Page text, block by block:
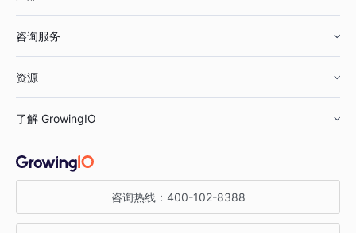
鞋服行业
汽车行业
金融行业
智能运营
获客分析
咨询服务
资源
增长公开课
增长博客
了解 GrowingIO
关于 GrowingIO
增长大会
咨询热线： 400-102-8388